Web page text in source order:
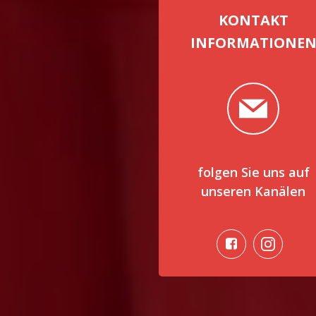
KONTAKT
INFORMATIONEN
folgen Sie uns auf
unseren Kanälen